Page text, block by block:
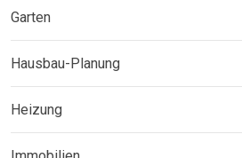
Garten
Hausbau-Planung
Heizung